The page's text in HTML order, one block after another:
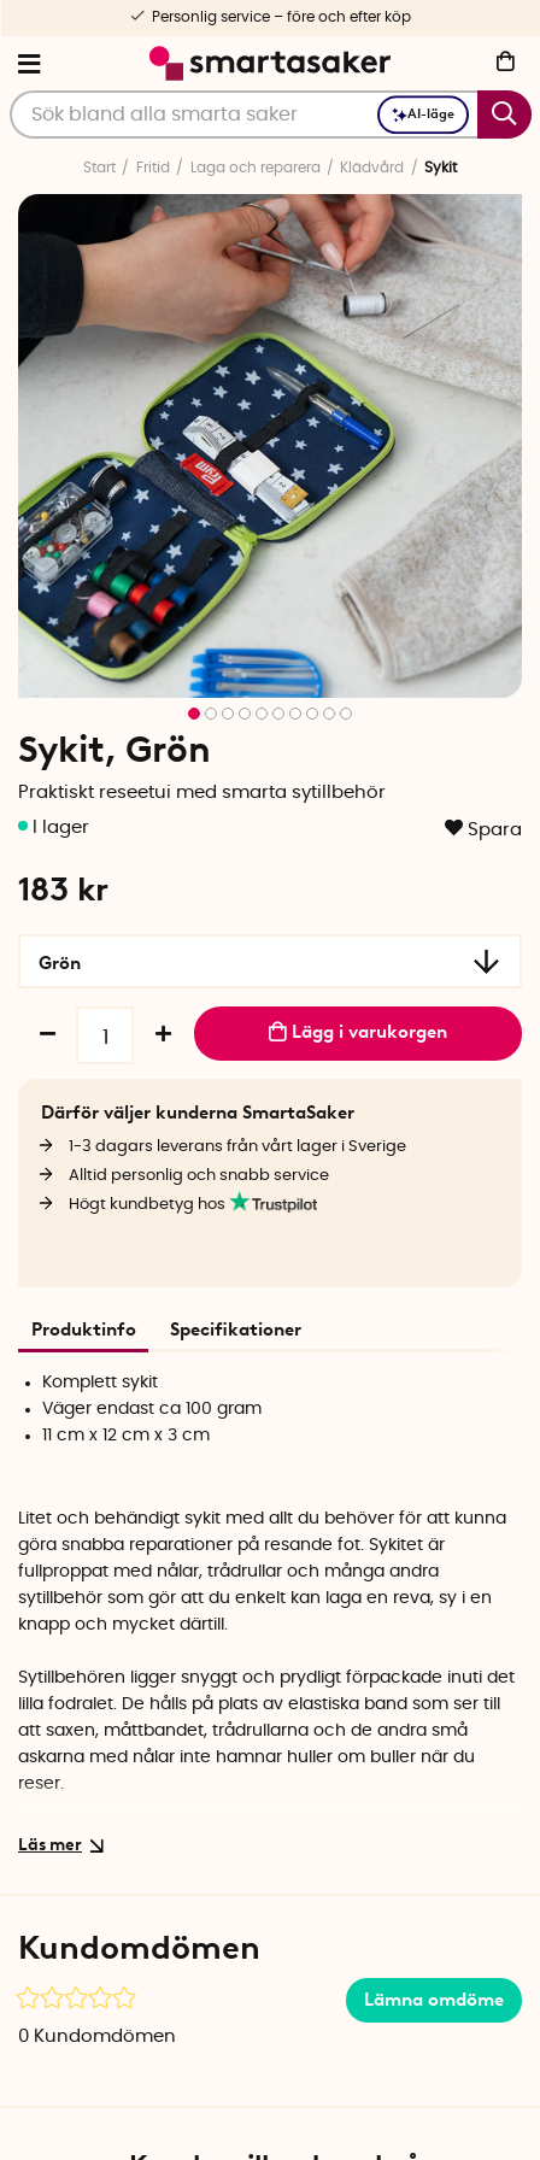
AI-läge
Personlig service – före och efter köp
Start Fritid Laga och reparera Klädvård Sykit
Sykit, Grön
Praktiskt reseetui med smarta sytillbehör
Spara
183 kr
Grön
Lägg i varukorgen
Därför väljer kunderna SmartaSaker
1-3 dagars leverans från vårt lager i Sverige
Alltid personlig och snabb service
Högt kundbetyg hos
Produktinfo Specifikationer
Komplett sykit
Väger endast ca 100 gram
11 cm x 12 cm x 3 cm
Litet och behändigt sykit med allt du behöver för att kunna
göra snabba reparationer på resande fot. Sykitet är
fullproppat med nålar, trådrullar och många andra
sytillbehör som gör att du enkelt kan laga en reva, sy i en
knapp och mycket därtill.
Sytillbehören ligger snyggt och prydligt förpackade inuti det
lilla fodralet. De hålls på plats av elastiska band som ser till
att saxen, måttbandet, trådrullarna och de andra små
askarna med nålar inte hamnar huller om buller när du
reser.
Sykitet, med allt innehåll inräknat, väger endast ca 100 gram.
småreparationer i kläder, väskor och andra textilier.
Sykitet innehåller:
1 st sax, 1 st 150 cm måttband, 1 st fingerborg, 1 st sprättkniv, 1
Kundomdömen
Lämna omdöme
0 Kundomdömen